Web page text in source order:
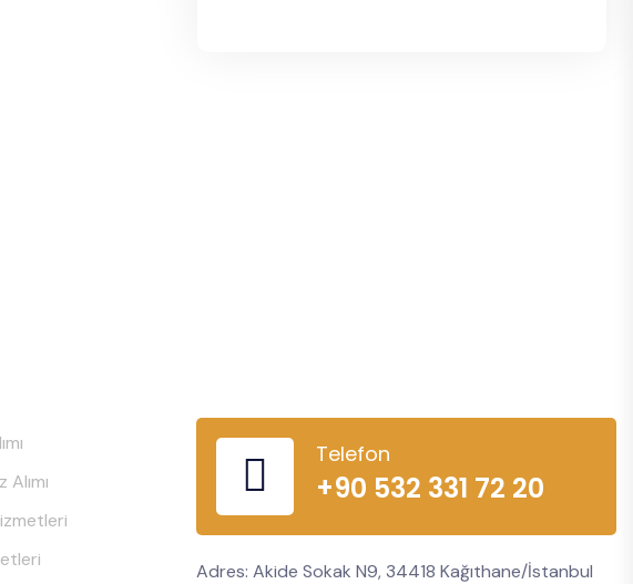
Telefon
+90 532 331 72 20
Adres: Akide Sokak N9, 34418 Kağıthane/İstanbul